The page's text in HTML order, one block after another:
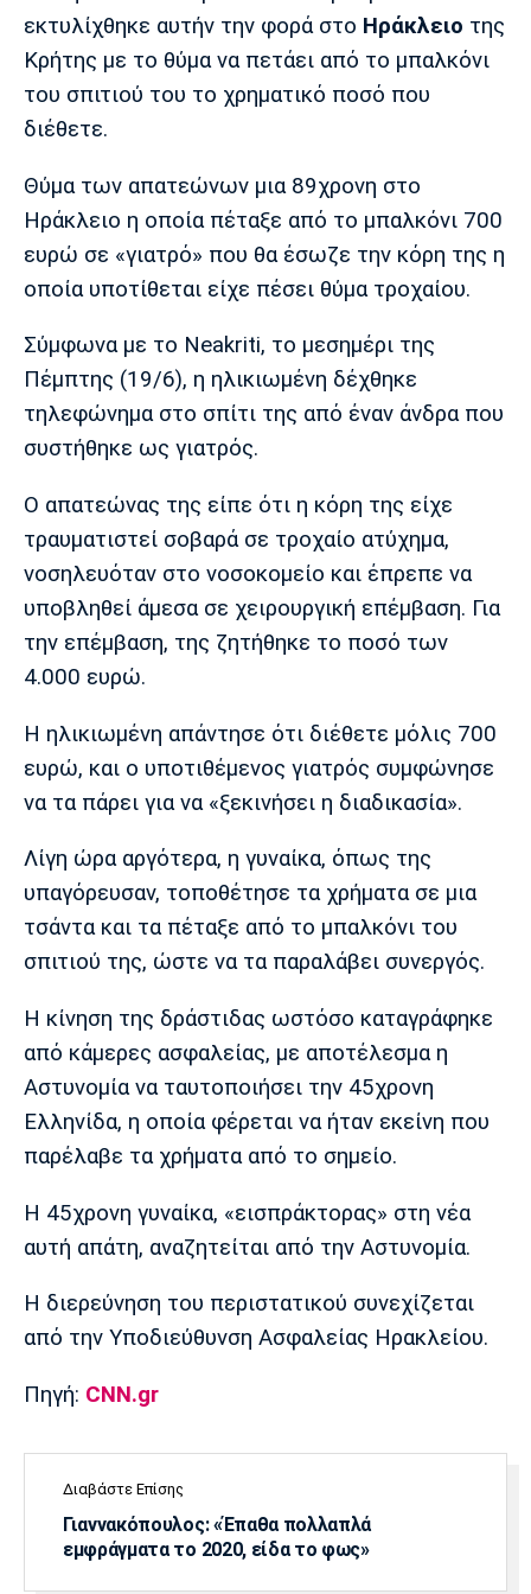
Πολιτισμός
Τραγούδια
Cine Spot
Running
Παρασκήνιο
Πρόγραμμα TV
Ιωνικός Κηφισιά Πανσερραϊκός
Μπαρτσελόνα
Ρεάλ
Μαδρίτης
Ατλέτικο
Μαδρίτης
Γιουνάιτεντ
Άρσεναλ
Λίβερπουλ
Μάντσεστερ
Γιουβέντους
Ίντερ
Μπορούσια
Παρί Σεν
Μονακό
Ερυθρός
Αστέρας
Τότεναμ
Πόρτο Μπενφίκα
εκτυλίχθηκε αυτήν την φορά στο Ηράκλειο της
Κρήτης με το θύμα να πετάει από το μπαλκόνι
του σπιτιού του το χρηματικό ποσό που
διέθετε.
Θύμα των απατεώνων μια 89χρονη στο
Ηράκλειο η οποία πέταξε από το μπαλκόνι 700
ευρώ σε «γιατρό» που θα έσωζε την κόρη της η
οποία υποτίθεται είχε πέσει θύμα τροχαίου.
Σύμφωνα με το Neakriti, το μεσημέρι της
Πέμπτης (19/6), η ηλικιωμένη δέχθηκε
τηλεφώνημα στο σπίτι της από έναν άνδρα που
συστήθηκε ως γιατρός.
Ο απατεώνας της είπε ότι η κόρη της είχε
τραυματιστεί σοβαρά σε τροχαίο ατύχημα,
νοσηλευόταν στο νοσοκομείο και έπρεπε να
υποβληθεί άμεσα σε χειρουργική επέμβαση. Για
την επέμβαση, της ζητήθηκε το ποσό των
4.000 ευρώ.
Η ηλικιωμένη απάντησε ότι διέθετε μόλις 700
ευρώ, και ο υποτιθέμενος γιατρός συμφώνησε
να τα πάρει για να «ξεκινήσει η διαδικασία».
Λίγη ώρα αργότερα, η γυναίκα, όπως της
υπαγόρευσαν, τοποθέτησε τα χρήματα σε μια
τσάντα και τα πέταξε από το μπαλκόνι του
σπιτιού της, ώστε να τα παραλάβει συνεργός.
Η κίνηση της δράστιδας ωστόσο καταγράφηκε
από κάμερες ασφαλείας, με αποτέλεσμα η
Αστυνομία να ταυτοποιήσει την 45χρονη
Ελληνίδα, η οποία φέρεται να ήταν εκείνη που
παρέλαβε τα χρήματα από το σημείο.
Η 45χρονη γυναίκα, «εισπράκτορας» στη νέα
αυτή απάτη, αναζητείται από την Αστυνομία.
Η διερεύνηση του περιστατικού συνεχίζεται
από την Υποδιεύθυνση Ασφαλείας Ηρακλείου.
Πηγή: CNN.gr
Διαβάστε Επίσης
Γιαννακόπουλος: «Έπαθα πολλαπλά
εμφράγματα το 2020, είδα το φως»